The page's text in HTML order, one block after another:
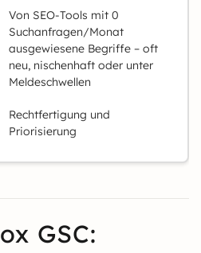
Von SEO-Tools mit 0
Suchanfragen/Monat
ausgewiesene Begriffe – oft
neu, nischenhaft oder unter
Meldeschwellen
Rechtfertigung und
Priorisierung
GSC: